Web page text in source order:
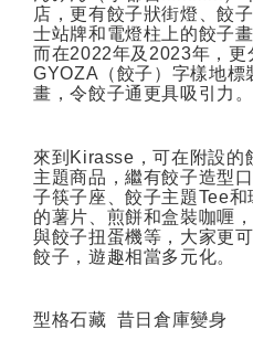
店，更有餃子狀街燈、餃
士站牌和電燈柱上的餃子
而在2022年及 2023年，更
GYOZA （餃子）字樣地
畫，令餃子通更具吸引力。
來到 Kirasse ，可在附設
主題商品，繼有餃子造型
子筷子座、餃子主題Tee和
的薯片、煎餅和盒裝咖喱
與餃子扭蛋機等，大家更
餃子，遊趣相當多元化。
型格石藏 昔日倉庫變身